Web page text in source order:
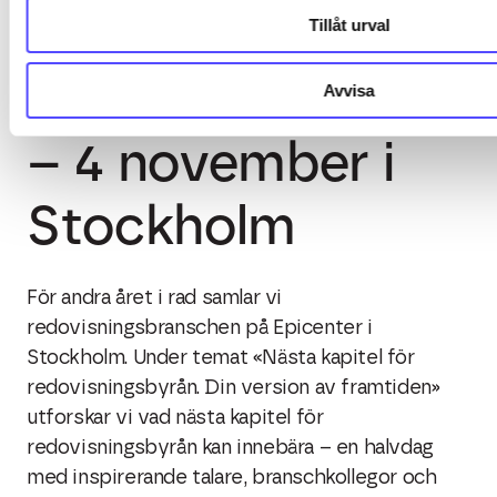
Tillåt urval
Avvisa
CloudCamp 2026
– 4 november i
Stockholm
För andra året i rad samlar vi
redovisningsbranschen på Epicenter i
Stockholm. Under temat «Nästa kapitel för
redovisningsbyrån. Din version av framtiden»
utforskar vi vad nästa kapitel för
redovisningsbyrån kan innebära – en halvdag
med inspirerande talare, branschkollegor och